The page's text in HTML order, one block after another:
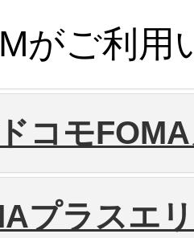
がご利用
コモ
プラスエ